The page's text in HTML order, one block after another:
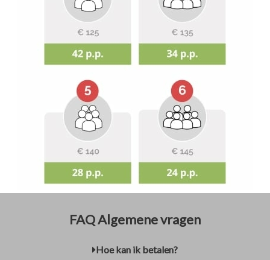
FAQ Algemene vragen
Hoe kan ik betalen?